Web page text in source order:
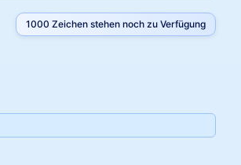
1000 Zeichen stehen noch zu Verfügung